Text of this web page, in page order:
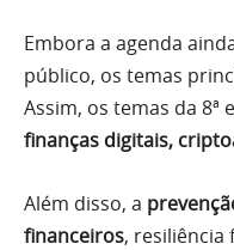
Embora a agenda
público, os temas
Assim, os temas da 8ª
finanças digitais,
Além disso, a
financeiros, resiliência